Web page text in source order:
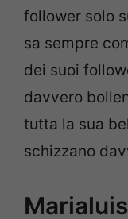
follower solo
sa sempre
dei suoi
davvero
tutta la sua
schizzano